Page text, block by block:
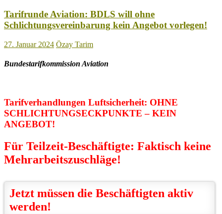
Tarifrunde Aviation: BDLS will ohne
Schlichtungsvereinbarung kein Angebot vorlegen!
27. Januar 2024 Özay Tarim
Bundestarifkommission Aviation
Tarifverhandlungen Luftsicherheit: OHNE
SCHLICHTUNGSECKPUNKTE – KEIN
ANGEBOT!
Für Teilzeit-Beschäftigte: Faktisch keine
Mehrarbeitszuschläge!
Jetzt müssen die Beschäftigten aktiv
werden!